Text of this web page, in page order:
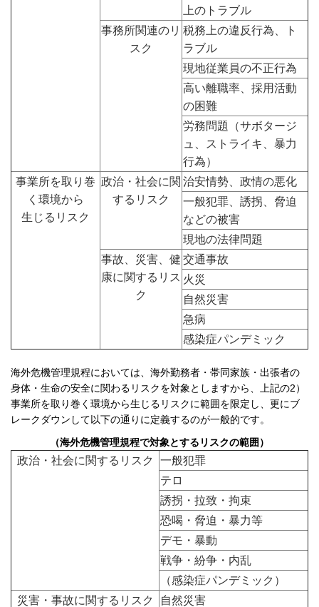
上のトラブル
事務所関連のリ
スク
税務上の違反行為、ト
ラブル
現地従業員の不正行為
高い離職率、採用活動
の困難
労務問題（サボタージ
ュ、ストライキ、暴力
行為）
事業所を取り巻
く環境から
生じるリスク
政治・社会に関
するリスク
治安情勢、政情の悪化
一般犯罪、誘拐、脅迫
などの被害
現地の法律問題
事故、災害、健
康に関するリス
ク
交通事故
火災
自然災害
急病
感染症パンデミック
海外危機管理規程においては、海外勤務者・帯同家族・出張者の
身体・生命の安全に関わるリスクを対象としますから、上記の2）
事業所を取り巻く環境から生じるリスクに範囲を限定し、更にブ
レークダウンして以下の通りに定義するのが一般的です。
（海外危機管理規程で対象とするリスクの範囲）
政治・社会に関するリスク
一般犯罪
テロ
誘拐・拉致・拘束
恐喝・脅迫・暴力等
デモ・暴動
戦争・紛争・内乱
（感染症パンデミック）
災害・事故に関するリスク
自然災害